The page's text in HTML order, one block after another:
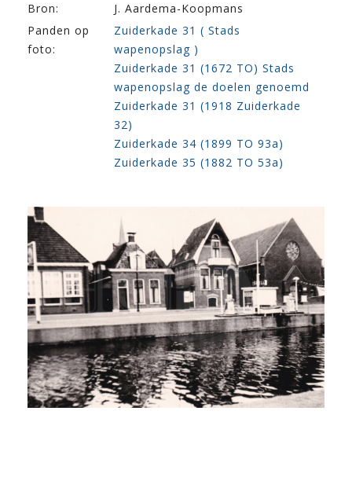
Bron:
J. Aardema-Koopmans
Panden op
foto:
Zuiderkade 31 ( Stads
wapenopslag )
Zuiderkade 31 (1672 TO) Stads
wapenopslag de doelen genoemd
Zuiderkade 31 (1918 Zuiderkade
32)
Zuiderkade 34 (1899 TO 93a)
Zuiderkade 35 (1882 TO 53a)